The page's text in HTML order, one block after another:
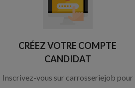
CRÉEZ VOTRE COMPTE
CANDIDAT
Inscrivez-vous sur carrosseriejob pour